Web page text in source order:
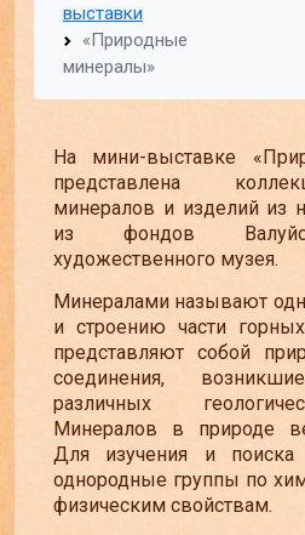
выставки
«Природные
минералы»
На мини-выставке
представлена
минералов и изделий из
из фондов
художественного музея.
Минералами называют
и строению части
представляют собой
соединения,
различных
Минералов в природе
Для изучения и
однородные группы по
физическим свойствам.